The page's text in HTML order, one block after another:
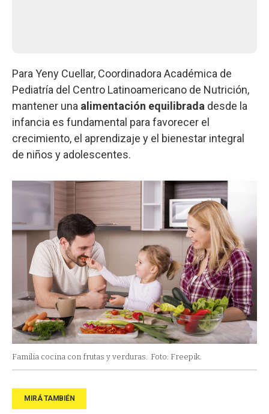
Para Yeny Cuellar, Coordinadora Académica de
Pediatría del Centro Latinoamericano de Nutrición,
mantener una alimentación equilibrada desde la
infancia es fundamental para favorecer el
crecimiento, el aprendizaje y el bienestar integral
de niños y adolescentes.
Familia cocina con frutas y verduras. Foto: Freepik.